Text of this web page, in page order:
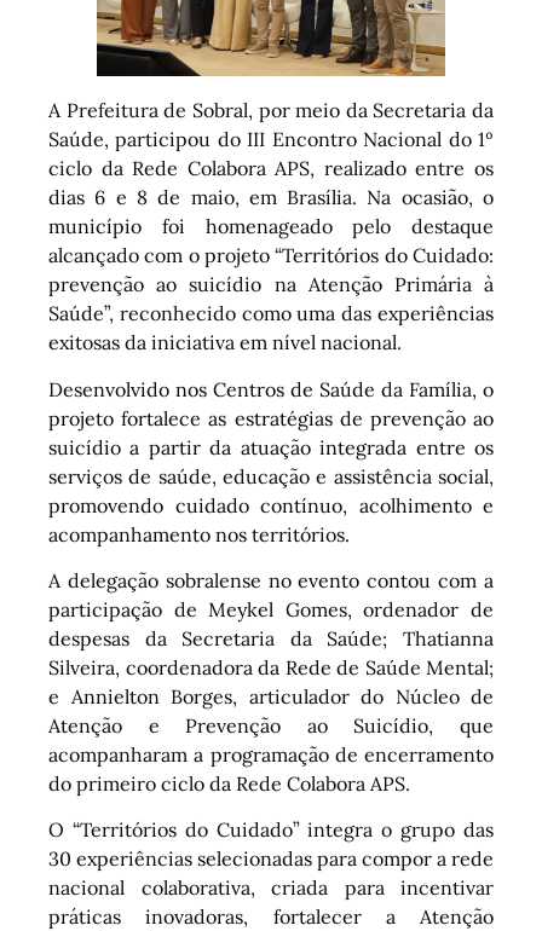
A Prefeitura de Sobral, por meio da Secretaria da
Saúde, participou do III Encontro Nacional do 1º
ciclo da Rede Colabora APS, realizado entre os
dias 6 e 8 de maio, em Brasília. Na ocasião, o
município foi homenageado pelo destaque
alcançado com o projeto “Territórios do Cuidado:
prevenção ao suicídio na Atenção Primária à
Saúde”, reconhecido como uma das experiências
exitosas da iniciativa em nível nacional.
Desenvolvido nos Centros de Saúde da Família, o
projeto fortalece as estratégias de prevenção ao
suicídio a partir da atuação integrada entre os
serviços de saúde, educação e assistência social,
promovendo cuidado contínuo, acolhimento e
acompanhamento nos territórios.
A delegação sobralense no evento contou com a
participação de Meykel Gomes, ordenador de
despesas da Secretaria da Saúde; Thatianna
Silveira, coordenadora da Rede de Saúde Mental;
e Annielton Borges, articulador do Núcleo de
Atenção e Prevenção ao Suicídio, que
acompanharam a programação de encerramento
do primeiro ciclo da Rede Colabora APS.
O “Territórios do Cuidado” integra o grupo das
30 experiências selecionadas para compor a rede
nacional colaborativa, criada para incentivar
práticas inovadoras, fortalecer a Atenção